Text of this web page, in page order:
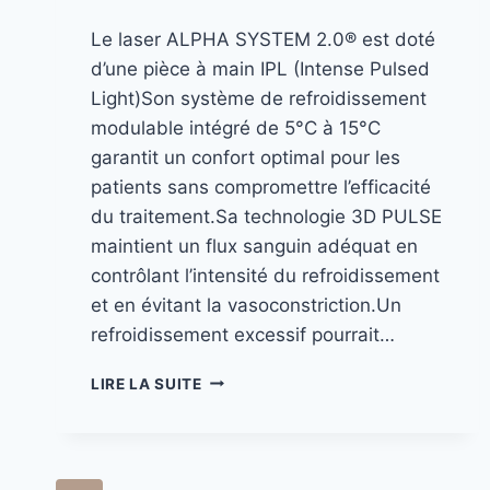
Le laser ALPHA SYSTEM 2.0® est doté
d’une pièce à main IPL (Intense Pulsed
Light)Son système de refroidissement
modulable intégré de 5°C à 15°C
garantit un confort optimal pour les
patients sans compromettre l’efficacité
du traitement.Sa technologie 3D PULSE
maintient un flux sanguin adéquat en
contrôlant l’intensité du refroidissement
et en évitant la vasoconstriction.Un
refroidissement excessif pourrait…
LIRE LA SUITE